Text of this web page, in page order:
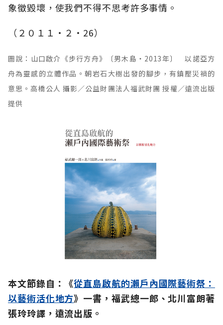
象徵毀壞，使我們不得不思考許多事情。
（２０１１‧２‧26）
圖說：山口啟介《步行方舟》〔男木島‧2013年〕 以諾亞方
舟為靈感的立體作品。朝岩石大樹出發的腳步，有鎮壓災禍的
意思。高橋公人 攝影／公益財團法人福武財團 授權／遠流出版
提供
本文節錄自：《從直島啟航的瀨戶內國際藝術祭：
以藝術活化地方》一書，福武總一郎、北川富朗著
張玲玲譯，遠流出版。